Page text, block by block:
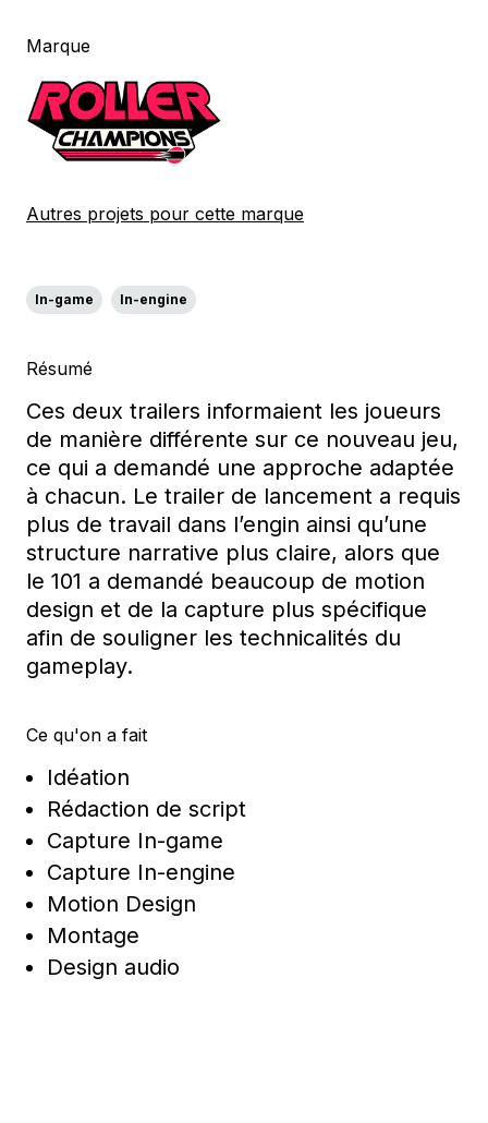
Marque
Autres projets pour cette marque
In-game In-engine
Résumé
Ces deux trailers informaient les joueurs
de manière différente sur ce nouveau jeu,
ce qui a demandé une approche adaptée
à chacun. Le trailer de lancement a requis
plus de travail dans l’engin ainsi qu’une
structure narrative plus claire, alors que
le 101 a demandé beaucoup de motion
design et de la capture plus spécifique
afin de souligner les technicalités du
gameplay.
Ce qu'on a fait
Idéation
Rédaction de script
Capture In-game
Capture In-engine
Motion Design
Montage
Design audio